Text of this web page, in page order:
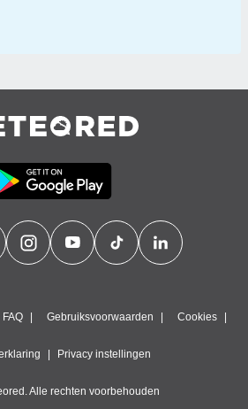
FAQ Gebruiksvoorwaarden Cookies
Privacy instellingen
Alle rechten voorbehouden